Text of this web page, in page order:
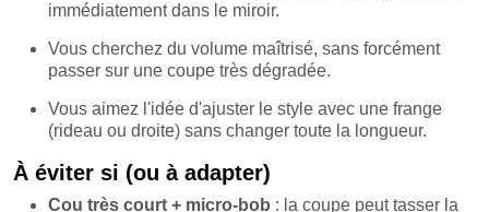
immédiatement dans le miroir.
Vous cherchez du volume maîtrisé, sans forcément
passer sur une coupe très dégradée.
Vous aimez l'idée d'ajuster le style avec une frange
(rideau ou droite) sans changer toute la longueur.
À éviter si (ou à adapter)
Cou très court + micro-bob : la coupe peut tasser la